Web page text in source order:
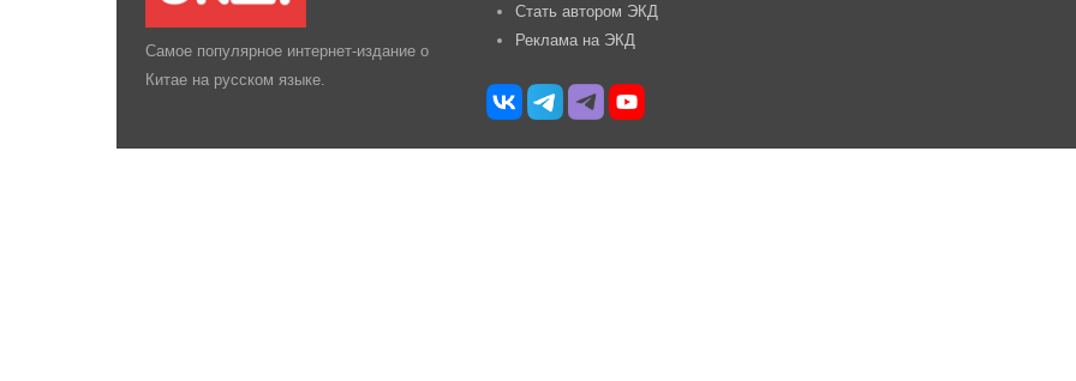
Самое популярное интернет-издание о
Китае на русском языке.
Стать автором ЭКД
Реклама на ЭКД